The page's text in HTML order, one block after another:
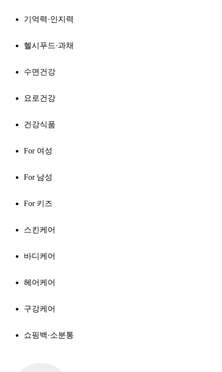
기억력·인지력
헬시푸드·과채
수면건강
요로건강
건강식품
For 여성
For 남성
For 키즈
스킨케어
바디케어
헤어케어
구강케어
쇼핑백·소분통